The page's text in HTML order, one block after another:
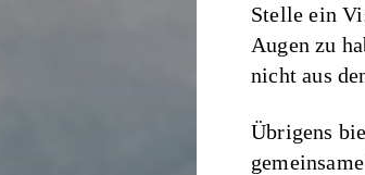
Stelle ein
Augen zu
nicht aus
Übrigens